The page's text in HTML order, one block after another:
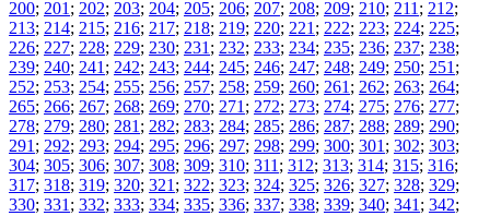
200; 201 ; 202; 203; 204; 205; 206; 207; 208; 209; 210; 211 ; 212;
213; 214; 215; 216; 217; 218; 219; 220; 221 ; 222; 223; 224; 225;
226; 227; 228; 229; 230; 231 ; 232; 233; 234; 235; 236; 237; 238;
239; 240; 241 ; 242; 243; 244; 245; 246; 247; 248; 249; 250; 251 ;
252; 253; 254; 255; 256; 257; 258; 259; 260; 261 ; 262; 263; 264;
265; 266; 267; 268; 269; 270; 271 ; 272; 273; 274; 275; 276; 277;
278; 279; 280; 281 ; 282; 283; 284; 285; 286; 287; 288; 289; 290;
291 ; 292; 293; 294; 295; 296; 297; 298; 299; 300; 301 ; 302; 303;
304; 305; 306; 307; 308; 309; 310; 311 ; 312; 313; 314; 315; 316;
317; 318; 319; 320; 321 ; 322; 323; 324; 325; 326; 327; 328; 329;
330; 331 ; 332; 333; 334; 335; 336; 337; 338; 339; 340; 341 ; 342;